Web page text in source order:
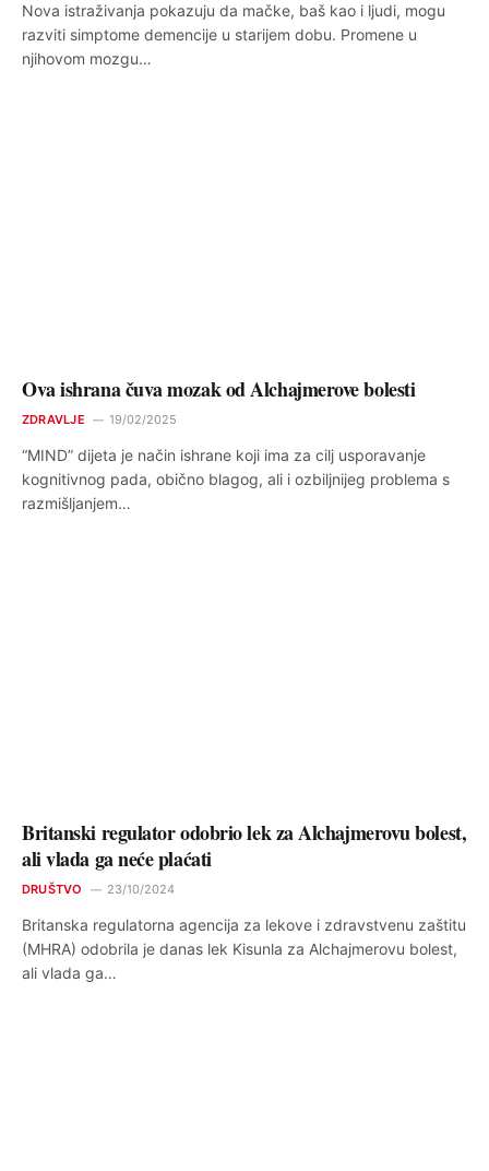
Nova istraživanja pokazuju da mačke, baš kao i ljudi, mogu
razviti simptome demencije u starijem dobu. Promene u
njihovom mozgu…
Ova ishrana čuva mozak od Alchajmerove bolesti
ZDRAVLJE 19/02/2025
“MIND” dijeta je način ishrane koji ima za cilj usporavanje
kognitivnog pada, obično blagog, ali i ozbiljnijeg problema s
razmišljanjem…
Britanski regulator odobrio lek za Alchajmerovu bolest,
ali vlada ga neće plaćati
DRUŠTVO 23/10/2024
Britanska regulatorna agencija za lekove i zdravstvenu zaštitu
(MHRA) odobrila je danas lek Kisunla za Alchajmerovu bolest,
ali vlada ga…